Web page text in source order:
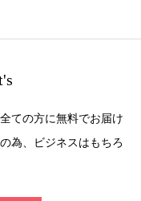
ての方に無料でお届け
為、ビジネスはもちろ